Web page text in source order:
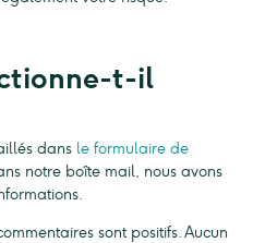
t-il
dans le formulaire de
notre boîte mail, nous avons
sont positifs. Aucun